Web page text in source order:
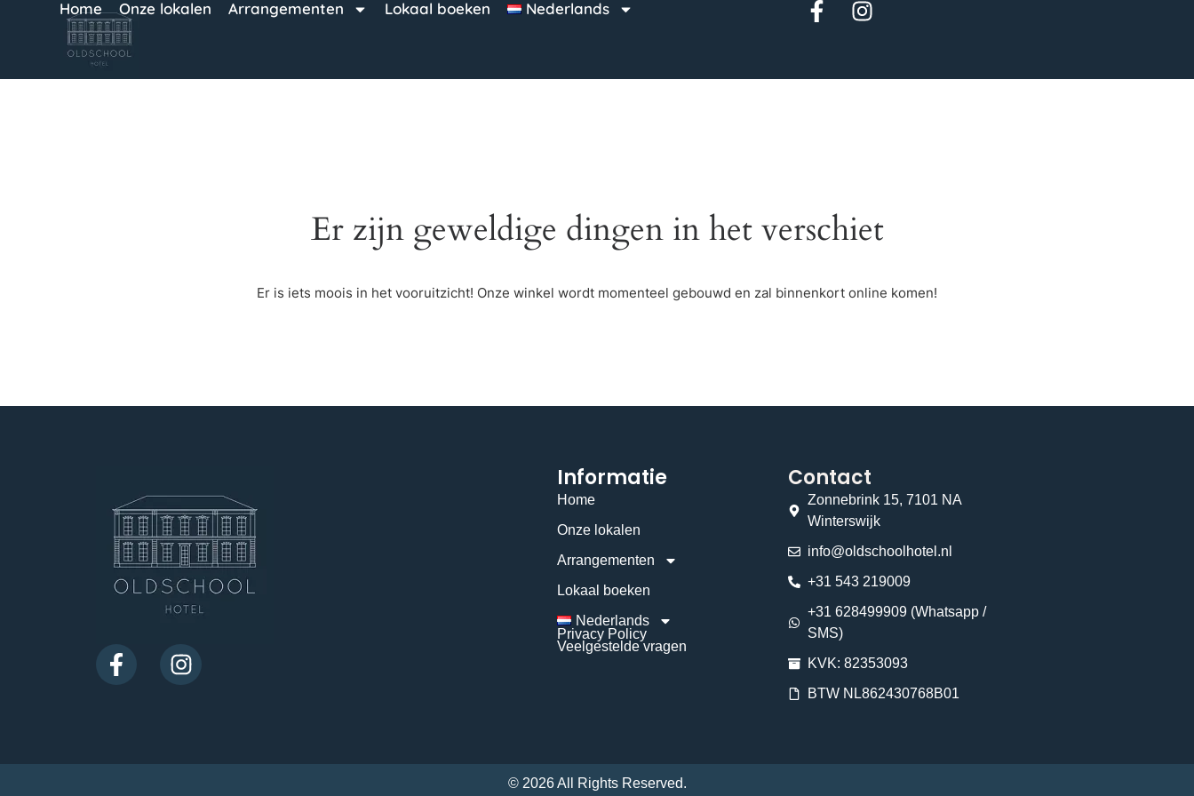
Home Onze lokalen Arrangementen Lokaal boeken Nederlands
Er zijn geweldige dingen in het verschiet
Er is iets moois in het vooruitzicht! Onze winkel wordt momenteel gebouwd en zal binnenkort online komen!
Informatie
Home
Onze lokalen
Arrangementen
Lokaal boeken
Nederlands
Privacy Policy
Veelgestelde vragen
Contact
Zonnebrink 15, 7101 NA
Winterswijk
info@oldschoolhotel.nl
+31 543 219009
+31 628499909 (Whatsapp /
SMS)
KVK: 82353093
BTW NL862430768B01
© 2026 All Rights Reserved.